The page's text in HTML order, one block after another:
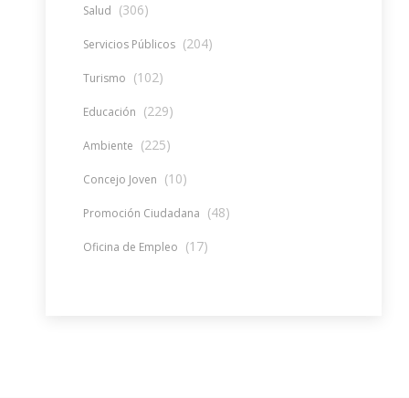
Salud (306)
Servicios Públicos (204)
Turismo (102)
Educación (229)
Ambiente (225)
Concejo Joven (10)
Promoción Ciudadana (48)
Oficina de Empleo (17)